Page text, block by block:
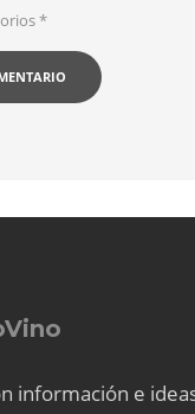
*
información e